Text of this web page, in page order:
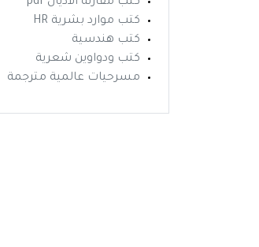
كتب موارد بشرية HR
كتب هندسية
كتب ودواوين شعرية
مسرحيات عالمية مترجمة